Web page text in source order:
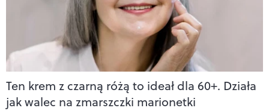
Ten krem z czarną różą to ideał dla 60+. Działa
jak walec na zmarszczki marionetki